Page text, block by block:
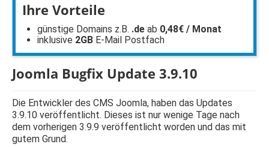
Ihre Vorteile
günstige Domains z.B. .de ab 0,48€ / Monat
inklusive 2GB E-Mail Postfach
Joomla Bugfix Update 3.9.10
Die Entwickler des CMS Joomla, haben das Updates
3.9.10 veröffentlicht. Dieses ist nur wenige Tage nach
dem vorherigen 3.9.9 veröffentlicht worden und das mit
gutem Grund.